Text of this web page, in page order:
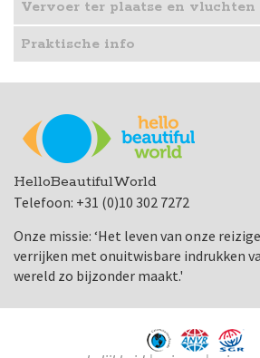
Vervoer ter plaatse en vluchten
Praktische info
HelloBeautifulWorld
Telefoon: +31 (0)10 302 7272
Onze missie: ‘Het leven van onze
verrijken met onuitwisbare indrukken
wereld zo bijzonder maakt.'